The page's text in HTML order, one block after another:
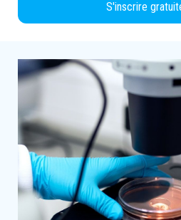
S'inscrire